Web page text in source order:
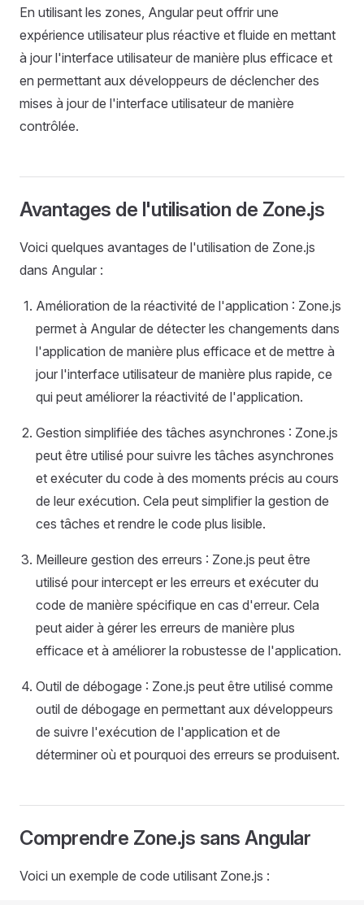
En utilisant les zones, Angular peut offrir une
expérience utilisateur plus réactive et fluide en mettant
à jour l'interface utilisateur de manière plus efficace et
en permettant aux développeurs de déclencher des
mises à jour de l'interface utilisateur de manière
contrôlée.
Avantages de l'utilisation de Zone.js
Voici quelques avantages de l'utilisation de Zone.js
dans Angular :
Amélioration de la réactivité de l'application : Zone.js
permet à Angular de détecter les changements dans
l'application de manière plus efficace et de mettre à
jour l'interface utilisateur de manière plus rapide, ce
qui peut améliorer la réactivité de l'application.
Gestion simplifiée des tâches asynchrones : Zone.js
peut être utilisé pour suivre les tâches asynchrones
et exécuter du code à des moments précis au cours
de leur exécution. Cela peut simplifier la gestion de
ces tâches et rendre le code plus lisible.
Meilleure gestion des erreurs : Zone.js peut être
utilisé pour intercept er les erreurs et exécuter du
code de manière spécifique en cas d'erreur. Cela
peut aider à gérer les erreurs de manière plus
efficace et à améliorer la robustesse de l'application.
Outil de débogage : Zone.js peut être utilisé comme
outil de débogage en permettant aux développeurs
de suivre l'exécution de l'application et de
déterminer où et pourquoi des erreurs se produisent.
Comprendre Zone.js sans Angular
Voici un exemple de code utilisant Zone.js :